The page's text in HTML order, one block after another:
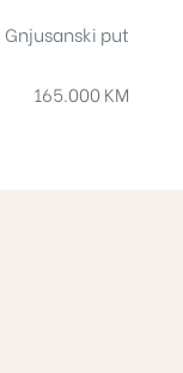
Gnjusanski put
165.000 KM